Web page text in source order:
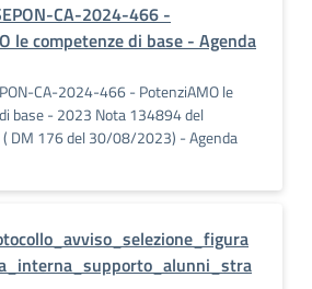
CA-2024-466 -
le competenze di base - Agenda
CA-2024-466 - PotenziAMO le
base - 2023 Nota 134894 del
DM 176 del 30/08/2023) - Agenda